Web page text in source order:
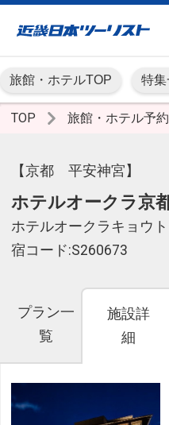
旅館・ホテルTOP 特集
TOP 旅館・ホテル予
【京都 平安神宮】
ホテルオークラ京
ホテルオークラキョウ
宿コード:S260673
プラン一
覧
施設詳
細